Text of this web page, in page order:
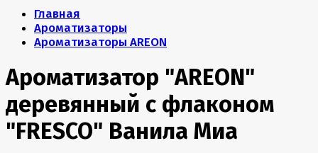
Главная
Ароматизаторы
Ароматизаторы AREON
Ароматизатор "AREON"
деревянный с флаконом
"FRESCO" Ванила Миа